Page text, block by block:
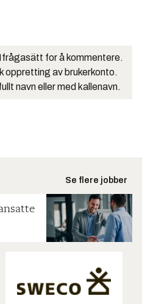
for å kommentere.
oppretting av brukerkonto.
navn eller med kallenavn.
Se flere jobber